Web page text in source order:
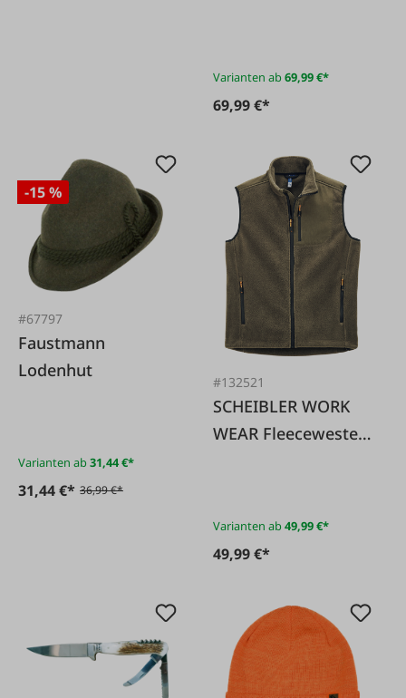
Varianten ab69,99 €*
69,99 €*
-15 %
#67797
Faustmann
Lodenhut
Varianten ab31,44 €*
31,44 €* 36,99 €*
#132521
SCHEIBLER WORK
WEAR Fleeceweste
Varianten ab49,99 €*
49,99 €*